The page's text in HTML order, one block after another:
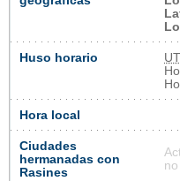
Huso horario
Hora local
Ciudades
hermanadas con
Rasines